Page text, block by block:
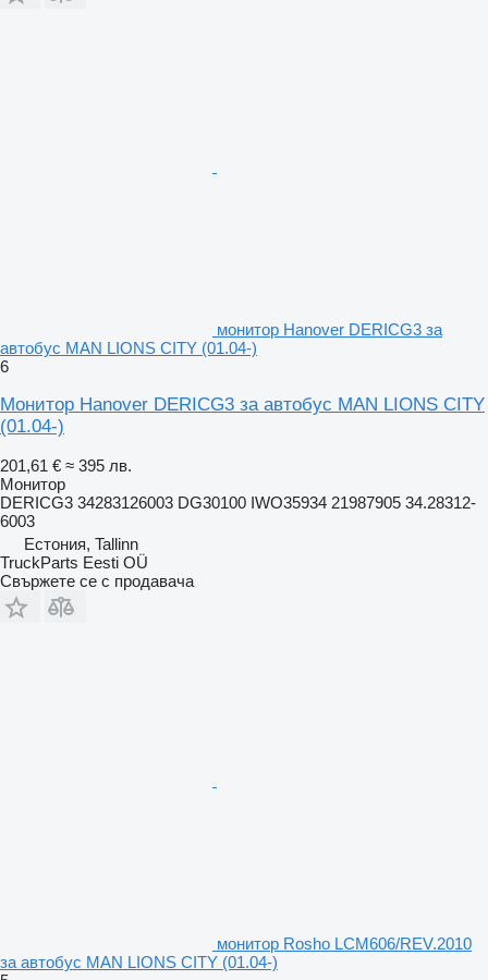
монитор Hanover DERICG3 за
автобус MAN LIONS CITY (01.04-)
6
Монитор Hanover DERICG3 за автобус MAN LIONS CITY
(01.04-)
201,61 € ≈ 395 лв.
Монитор
DERICG3 34283126003 DG30100 IWO35934 21987905 34.28312-
6003
Естония, Tallinn
TruckParts Eesti OÜ
Свържете се с продавача
монитор Rosho LCM606/REV.2010
за автобус MAN LIONS CITY (01.04-)